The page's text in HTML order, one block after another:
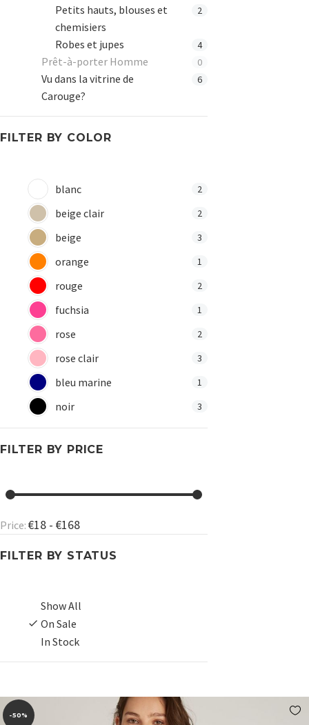
Petits hauts, blouses et
chemisiers
2
Robes et jupes 4
Prêt-à-porter Homme 0
Vu dans la vitrine de
Carouge?
6
FILTER BY COLOR
blanc 2
beige clair 2
beige 3
orange 1
rouge 2
fuchsia 1
rose 2
rose clair 3
bleu marine 1
noir 3
FILTER BY PRICE
Price: €18 - €168
FILTER BY STATUS
Show All
On Sale
In Stock
-50%